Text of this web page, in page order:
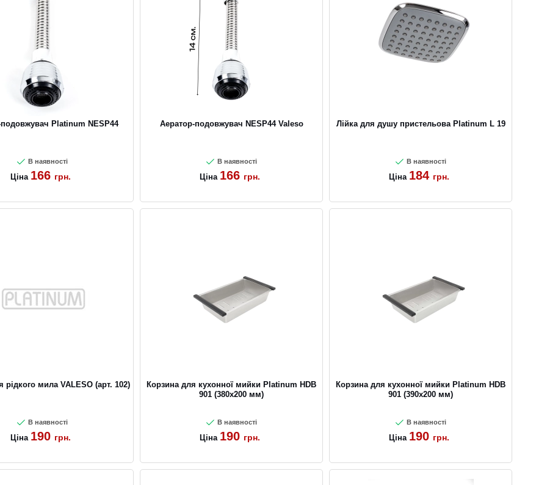
Platinum NESP44
В наявності
Ціна 166 грн.
Аератор-подовжувач NESP44 Valeso
В наявності
Ціна 166 грн.
Лійка для душу пристельова Platinum L 19
В наявності
Ціна 184 грн.
рідкого мила VALESO (арт. 102)
В наявності
Ціна 190 грн.
Корзина для кухонної мийки Platinum HDB
901 (380x200 мм)
В наявності
Ціна 190 грн.
Корзина для кухонної мийки Platinum HDB
901 (390x200 мм)
В наявності
Ціна 190 грн.